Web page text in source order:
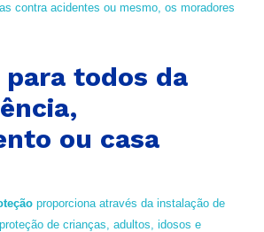
contra acidentes ou mesmo, os moradores
para todos da
ou casa
proporciona através da instalação de
de crianças, adultos, idosos e